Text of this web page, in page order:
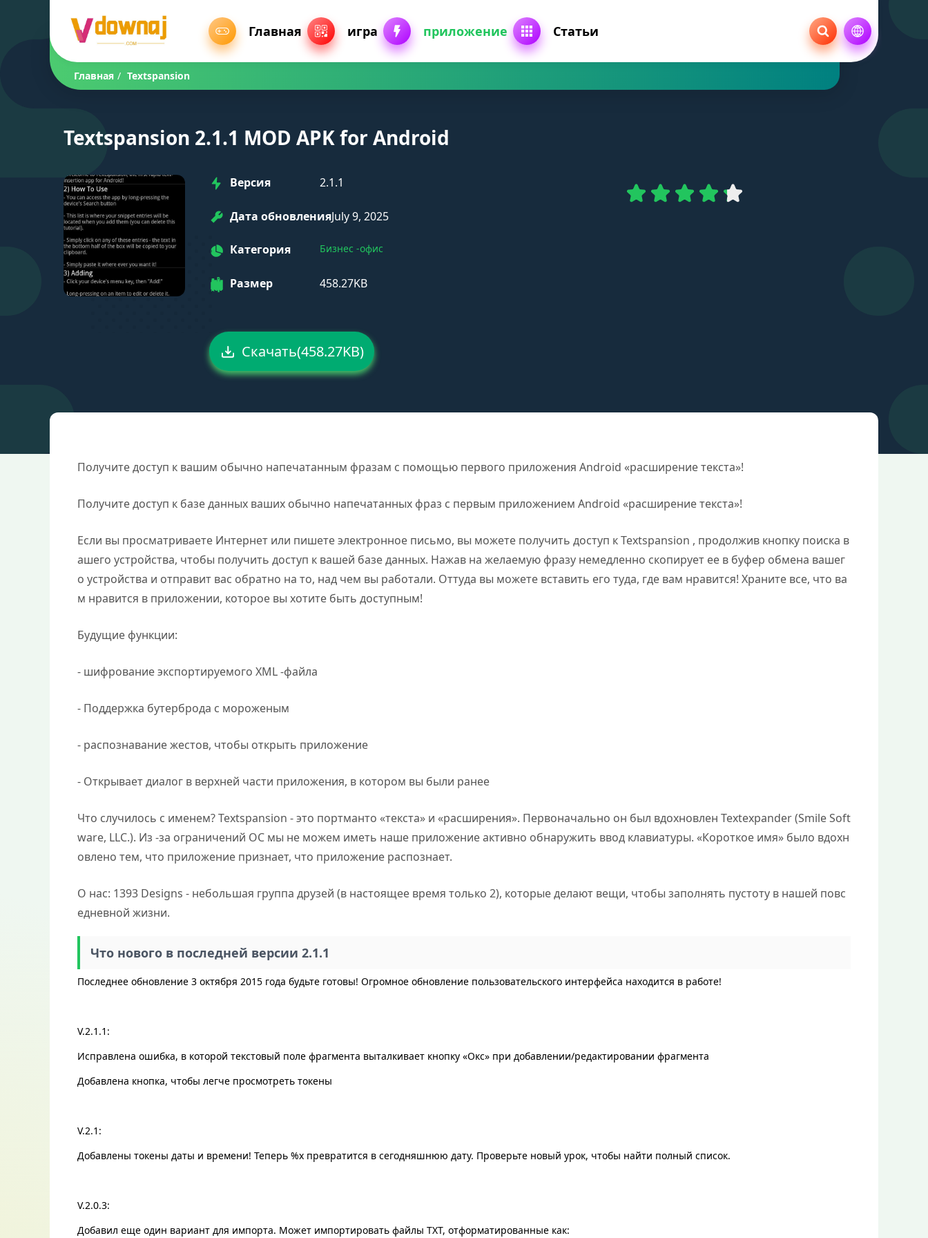
Главная игра приложение Статьи
Главная / Textspansion
Textspansion 2.1.1 MOD APK for Android
Версия 2.1.1
Дата обновленияJuly 9, 2025
Категория Бизнес -офис
Размер 458.27KB
Скачать(458.27KB)
Получите доступ к вашим обычно напечатанным фразам с помощью первого приложения Android «расширение текста»!
Получите доступ к базе данных ваших обычно напечатанных фраз с первым приложением Android «расширение текста»!
Если вы просматриваете Интернет или пишете электронное письмо, вы можете получить доступ к Textspansion , продолжив кнопку поиска в
ашего устройства, чтобы получить доступ к вашей базе данных. Нажав на желаемую фразу немедленно скопирует ее в буфер обмена вашег
о устройства и отправит вас обратно на то, над чем вы работали. Оттуда вы можете вставить его туда, где вам нравится! Храните все, что ва
м нравится в приложении, которое вы хотите быть доступным!
Будущие функции:
- шифрование экспортируемого XML -файла
- Поддержка бутерброда с мороженым
- распознавание жестов, чтобы открыть приложение
- Открывает диалог в верхней части приложения, в котором вы были ранее
Что случилось с именем? Textspansion - это портманто «текста» и «расширения». Первоначально он был вдохновлен Textexpander (Smile Soft
ware, LLC.). Из -за ограничений ОС мы не можем иметь наше приложение активно обнаружить ввод клавиатуры. «Короткое имя» было вдохн
овлено тем, что приложение признает, что приложение распознает.
О нас: 1393 Designs - небольшая группа друзей (в настоящее время только 2), которые делают вещи, чтобы заполнять пустоту в нашей повс
едневной жизни.
Что нового в последней версии 2.1.1
Последнее обновление 3 октября 2015 года будьте готовы! Огромное обновление пользовательского интерфейса находится в работе!
V.2.1.1:
Исправлена ​​ошибка, в которой текстовый поле фрагмента выталкивает кнопку «Окс» при добавлении/редактировании фрагмента
Добавлена ​​кнопка, чтобы легче просмотреть токены
V.2.1:
Добавлены токены даты и времени! Теперь %x превратится в сегодняшнюю дату. Проверьте новый урок, чтобы найти полный список.
V.2.0.3:
Добавил еще один вариант для импорта. Может импортировать файлы TXT, отформатированные как: